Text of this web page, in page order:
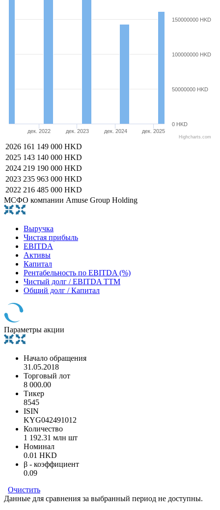
дек. 2022 дек. 2023 дек. 2024 дек. 2025
0 HKD
50000000 HKD
100000000 HKD
150000000 HKD
Highcharts.com
2026 161 149 000 HKD
2025 143 140 000 HKD
2024 219 190 000 HKD
2023 235 963 000 HKD
2022 216 485 000 HKD
МСФО компании Amuse Group Holding
Выручка
Чистая прибыль
EBITDA
Активы
Капитал
Рентабельность по EBITDA (%)
Чистый долг / EBITDA TTM
Общий долг / Капитал
Параметры акции
Начало обращения
31.05.2018
Торговый лот
8 000.00
Тикер
8545
ISIN
KYG042491012
Количество
1 192.31 млн шт
Номинал
0.01 HKD
β - коэффициент
0.09
Очистить
Данные для сравнения за выбранный период не доступны.